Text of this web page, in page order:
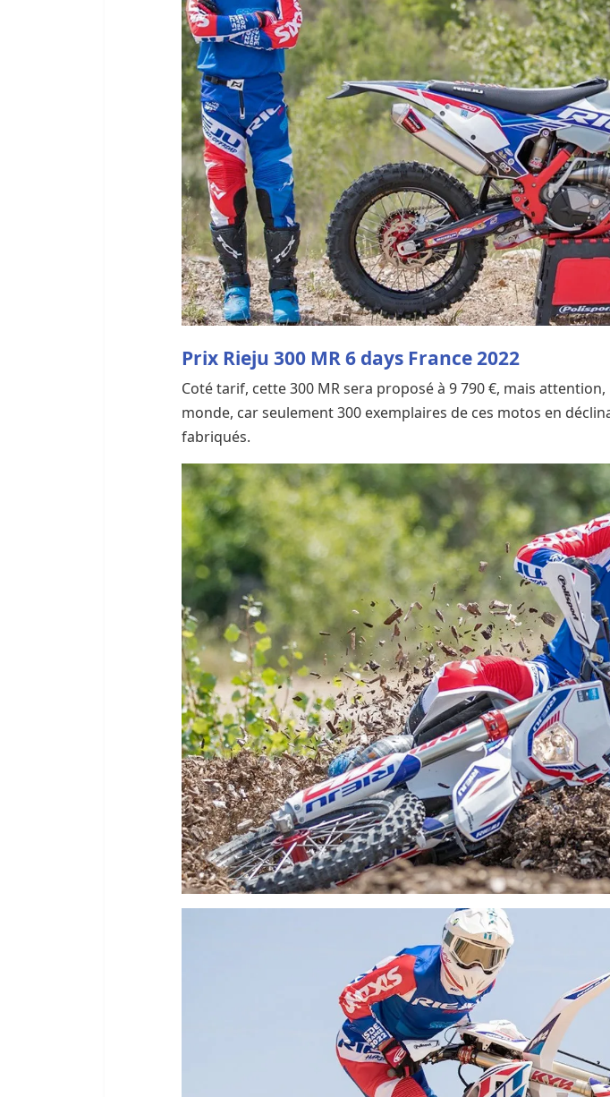
Prix Rieju 300 MR 6 days France 2022
Coté tarif, cette 300 MR sera proposé à 9 790 €, mais
monde, car seulement 300 exemplaires de ces motos en
fabriqués.